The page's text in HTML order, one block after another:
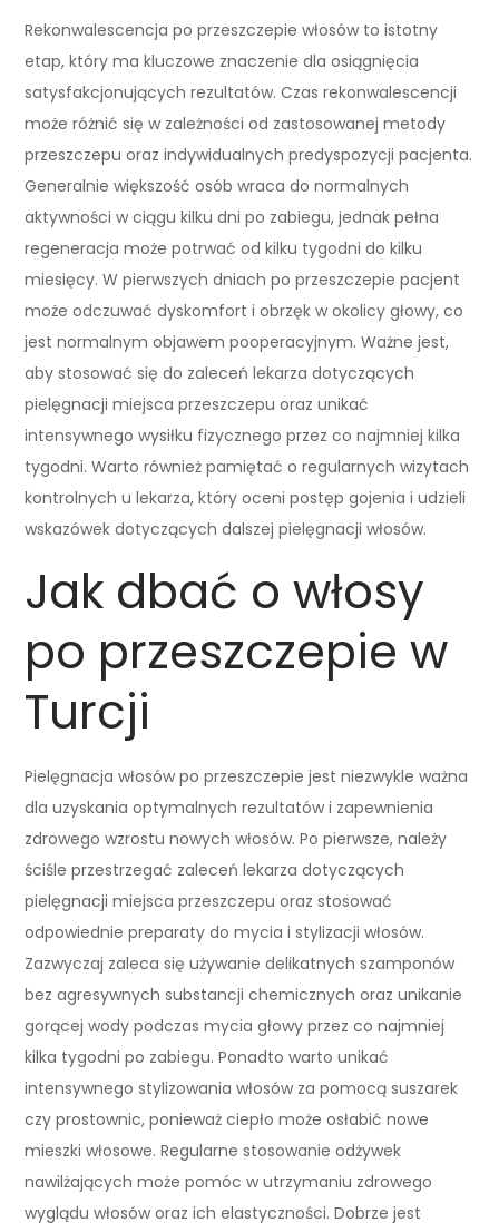
Rekonwalescencja po przeszczepie włosów to istotny
etap, który ma kluczowe znaczenie dla osiągnięcia
satysfakcjonujących rezultatów. Czas rekonwalescencji
może różnić się w zależności od zastosowanej metody
przeszczepu oraz indywidualnych predyspozycji pacjenta.
Generalnie większość osób wraca do normalnych
aktywności w ciągu kilku dni po zabiegu, jednak pełna
regeneracja może potrwać od kilku tygodni do kilku
miesięcy. W pierwszych dniach po przeszczepie pacjent
może odczuwać dyskomfort i obrzęk w okolicy głowy, co
jest normalnym objawem pooperacyjnym. Ważne jest,
aby stosować się do zaleceń lekarza dotyczących
pielęgnacji miejsca przeszczepu oraz unikać
intensywnego wysiłku fizycznego przez co najmniej kilka
tygodni. Warto również pamiętać o regularnych wizytach
kontrolnych u lekarza, który oceni postęp gojenia i udzieli
wskazówek dotyczących dalszej pielęgnacji włosów.
Jak dbać o włosy
po przeszczepie w
Turcji
Pielęgnacja włosów po przeszczepie jest niezwykle ważna
dla uzyskania optymalnych rezultatów i zapewnienia
zdrowego wzrostu nowych włosów. Po pierwsze, należy
ściśle przestrzegać zaleceń lekarza dotyczących
pielęgnacji miejsca przeszczepu oraz stosować
odpowiednie preparaty do mycia i stylizacji włosów.
Zazwyczaj zaleca się używanie delikatnych szamponów
bez agresywnych substancji chemicznych oraz unikanie
gorącej wody podczas mycia głowy przez co najmniej
kilka tygodni po zabiegu. Ponadto warto unikać
intensywnego stylizowania włosów za pomocą suszarek
czy prostownic, ponieważ ciepło może osłabić nowe
mieszki włosowe. Regularne stosowanie odżywek
nawilżających może pomóc w utrzymaniu zdrowego
wyglądu włosów oraz ich elastyczności. Dobrze jest